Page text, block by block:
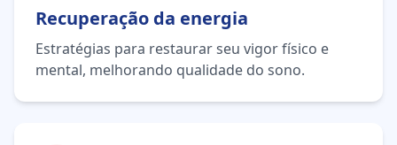
Recuperação da energia
Estratégias para restaurar seu vigor físico e
mental, melhorando qualidade do sono.